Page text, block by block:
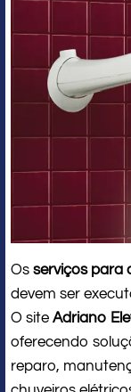
Os serviços para
devem ser
O site Adriano
oferecendo
reparo,